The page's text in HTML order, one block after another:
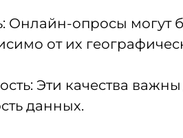
Онлайн-опросы могут
от их
Эти качества
данных.